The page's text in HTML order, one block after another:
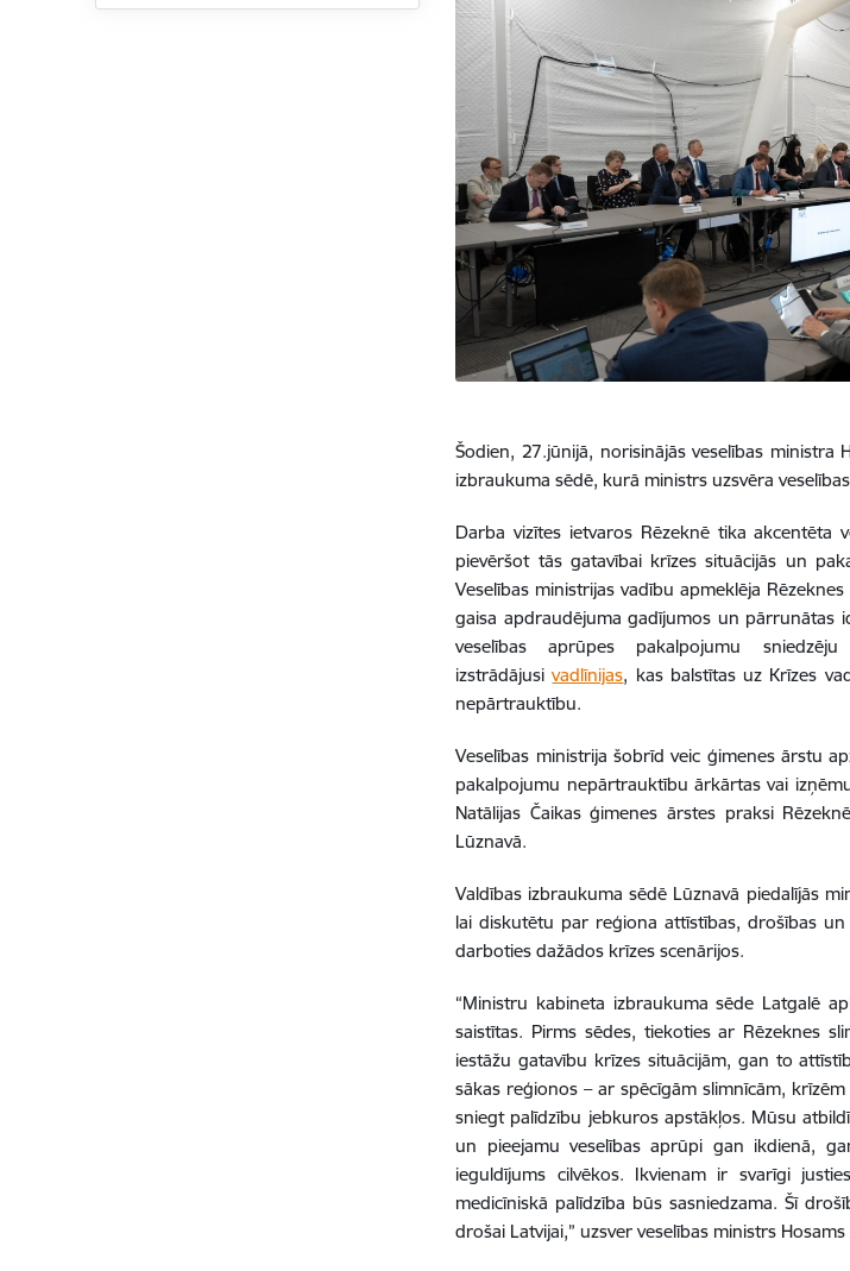
Šodien, 27.jūnijā, norisinājās veselības
izbraukuma sēdē, kurā ministrs uzsvēra
Darba vizītes ietvaros Rēzeknē tika akcentēta
pievēršot tās gatavībai krīzes situācijās un
Veselības ministrijas vadību apmeklēja
gaisa apdraudējuma gadījumos un pārrunātas
veselības aprūpes pakalpojumu
izstrādājusivadlīnijas, kas balstītas uz Krīzes
nepārtrauktību.
Veselības ministrija šobrīd veic ģimenes ārstu
pakalpojumu nepārtrauktību ārkārtas vai
Natālijas Čaikas ģimenes ārstes praksi
Lūznavā.
Valdības izbraukuma sēdē Lūznavā piedalījās
lai diskutētu par reģiona attīstības, drošības
darboties dažādos krīzes scenārijos.
“Ministru kabineta izbraukuma sēde Latgalē
saistītas. Pirms sēdes, tiekoties ar Rēzeknes
iestāžu gatavību krīzes situācijām, gan to
sākas reģionos – ar spēcīgām slimnīcām,
sniegt palīdzību jebkuros apstākļos. Mūsu
un pieejamu veselības aprūpi gan ikdienā,
ieguldījums cilvēkos. Ikvienam ir svarīgi
medicīniskā palīdzība būs sasniedzama. Šī
drošai Latvijai,” uzsver veselības ministrs